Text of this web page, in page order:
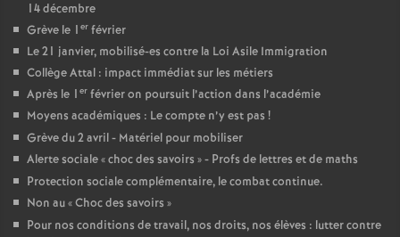
14 décembre
Grève le 1 er février
Le 21 janvier, mobilisé-es contre la Loi Asile Immigration
Collège Attal : impact immédiat sur les métiers
Après le 1 er février on poursuit l’action dans l’académie
Moyens académiques : Le compte n’y est pas !
Grève du 2 avril - Matériel pour mobiliser
Alerte sociale «choc des savoirs » - Profs de lettres et de maths
Protection sociale complémentaire, le combat continue.
Non au «Choc des savoirs »
Pour nos conditions de travail, nos droits, nos élèves : lutter contre